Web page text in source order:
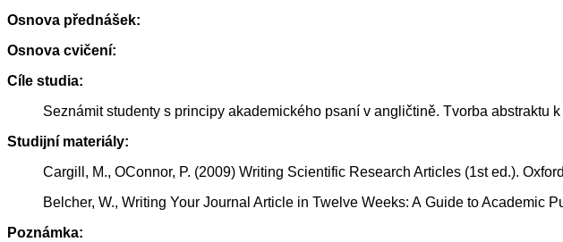
Osnova přednášek:
Osnova cvičení:
Cíle studia:
Seznámit studenty s principy akademického psaní v angličtině. Tvorba abstraktu
Studijní materiály:
Cargill, M., OConnor, P. (2009) Writing Scientific Research Articles (1st ed.).
Belcher, W., Writing Your Journal Article in Twelve Weeks: A Guide to
Poznámka: